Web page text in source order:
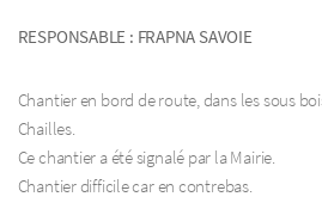
RESPONSABLE : FRAPNA SAVOIE
Chantier en bord de route, dans les sous
Chailles.
Ce chantier a été signalé par la Mairie.
Chantier difficile car en contrebas.